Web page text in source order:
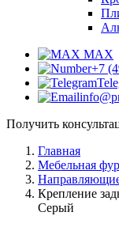
MAX
+7
Получить
Главная
Мебельная
Крепление
Серый